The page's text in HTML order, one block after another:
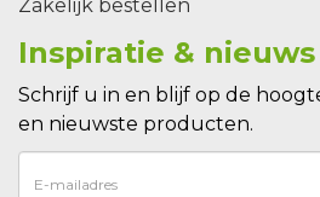
Zakelijk bestellen
Inspiratie & nieuws
Schrijf u in en blijf op de
en nieuwste producten.